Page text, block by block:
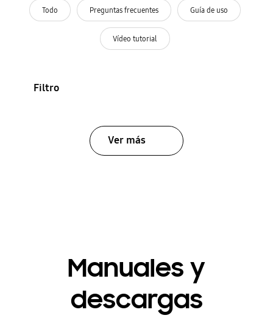
Todo Preguntas frecuentes Guía de uso
Vídeo tutorial
Filtro
Ver más
Manuales y
descargas